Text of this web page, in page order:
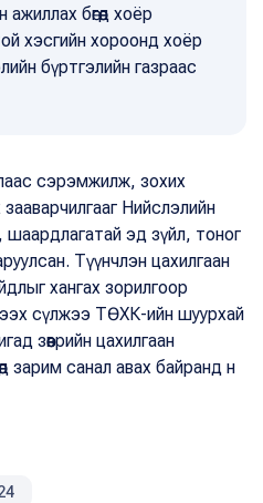
бөгөөд хоёр
хэсгийн хороонд хоёр
бүртгэлийн газраас
сэрэмжилж, зохих
Нийслэлийн
шаардлагатай эд зүйл, тоног
Түүнчлэн цахилгаан
хангах зорилгоор
сүлжээ ТӨХК-ийн шуурхай
зөөврийн цахилгаан
зарим санал авах байранд н